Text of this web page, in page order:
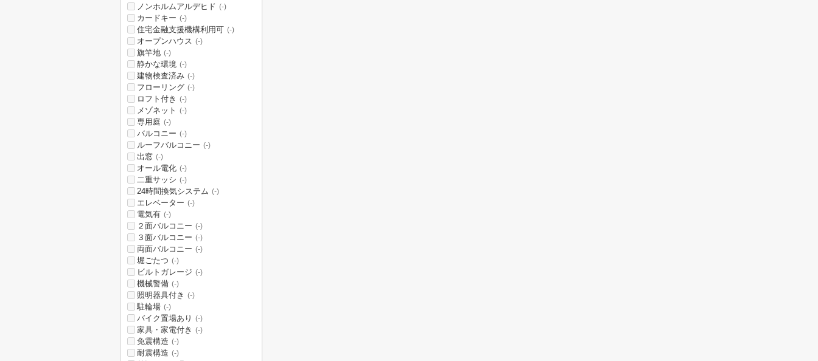
ノンホルムアルデヒド (-)
カードキー (-)
住宅金融支援機構利用可 (-)
オープンハウス (-)
旗竿地 (-)
静かな環境 (-)
建物検査済み (-)
フローリング (-)
ロフト付き (-)
メゾネット (-)
専用庭 (-)
バルコニー (-)
ルーフバルコニー (-)
出窓 (-)
オール電化 (-)
二重サッシ (-)
24時間換気システム (-)
エレベーター (-)
電気有 (-)
２面バルコニー (-)
３面バルコニー (-)
両面バルコニー (-)
堀ごたつ (-)
ビルトガレージ (-)
機械警備 (-)
照明器具付き (-)
駐輪場 (-)
バイク置場あり (-)
家具・家電付き (-)
免震構造 (-)
耐震構造 (-)